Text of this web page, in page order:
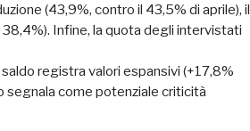
(43,9%, contro il 43,5% di aprile), il
38,4%). Infine, la quota degli intervistati
registra valori espansivi (+17,8%
segnala come potenziale criticità